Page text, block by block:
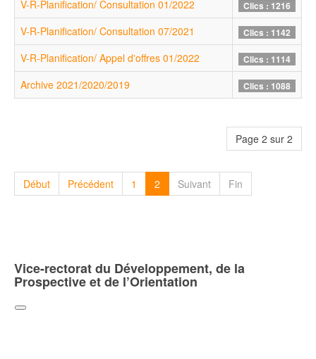
V-R-Planification/ Consultation 01/2022 Clics : 1216
V-R-Planification/ Consultation 07/2021 Clics : 1142
V-R-Planification/ Appel d'offres 01/2022 Clics : 1114
Archive 2021/2020/2019 Clics : 1088
Page 2 sur 2
Début Précédent 1 2 Suivant Fin
Vice-rectorat du Développement, de la
Prospective et de l’Orientation